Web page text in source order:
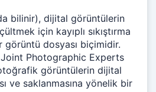
bilinir), dijital görüntülerin
için kayıplı sıkıştırma
görüntü dosyası biçimidir.
Photographic Experts
görüntülerin dijital
ve saklanmasına yönelik bir